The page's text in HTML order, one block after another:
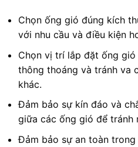
Chọn ống gió đúng kích
với nhu cầu và điều kiện
Chọn vị trí lắp đặt ống
thông thoáng và tránh va
khác.
Đảm bảo sự kín đáo và
giữa các ống gió để tránh
Đảm bảo sự an toàn